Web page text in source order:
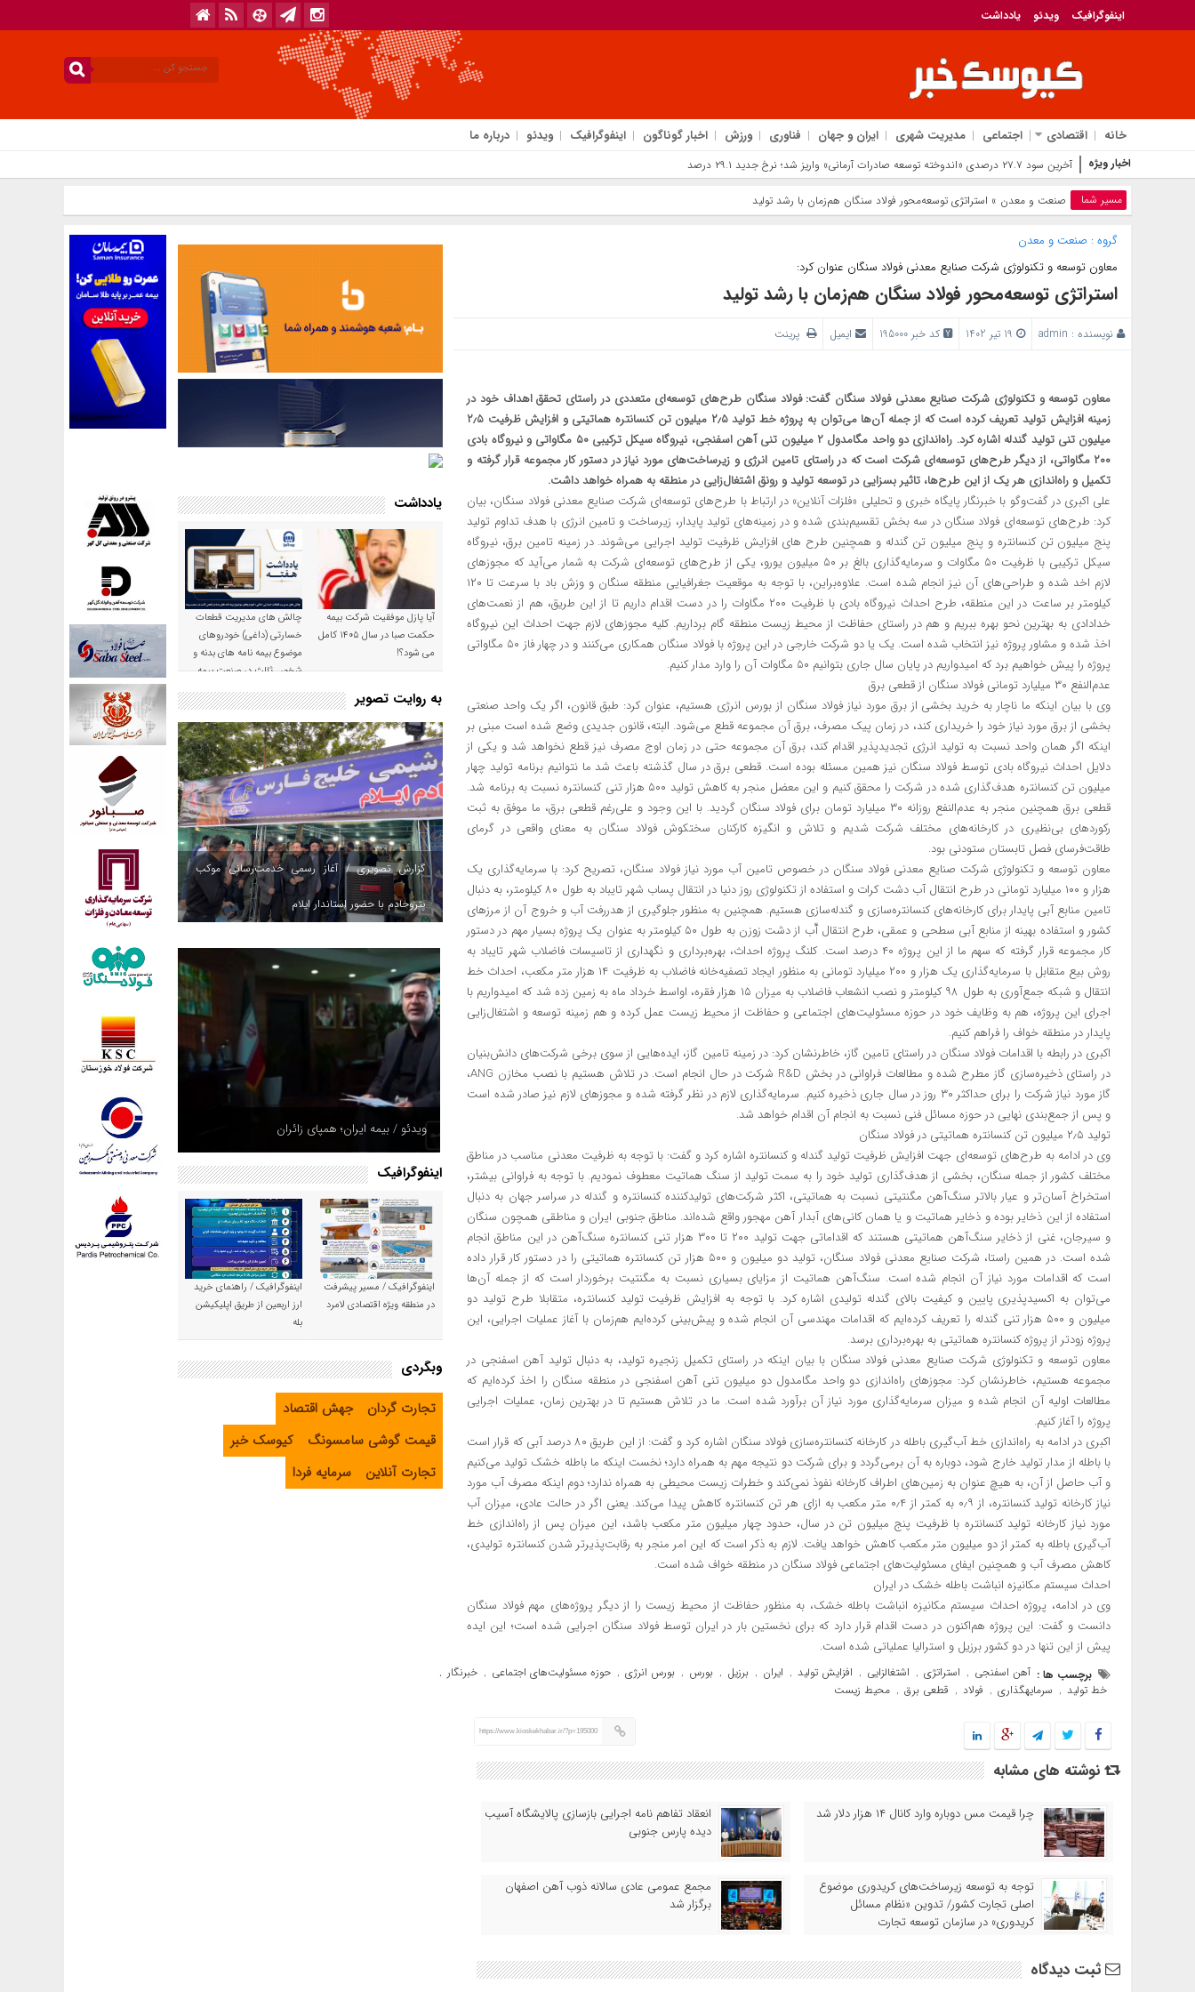
اینفوگرافیک ویدئو یادداشت
خانه اقتصادی اجتماعی مدیریت شهری ایران و جهان فناوری ورزش اخبار گوناگون اینفوگرافیک ویدئو درباره ما
اخبار ویژه آخرین سود ۲۷.۷ درصدی «اندوخته توسعه صادرات آرمانی» واریز شد؛ نرخ جدید ۲۹.۱ درصد
مسیر شما صنعت و معدن » استراتژی توسعه‌محور فولاد سنگان هم‌زمان با رشد تولید
گروه : صنعت و معدن
معاون توسعه و تکنولوژی شرکت صنایع معدنی فولاد سنگان عنوان کرد:
استراتژی توسعه‌محور فولاد سنگان هم‌زمان با رشد تولید
نویسنده : admin کد خبر 195000 ایمیل پرینت
معاون توسعه و تکنولوژی شرکت صنایع معدنی فولاد سنگان گفت: فولاد سنگان طرح‌های توسعه‌ای متعددی در راستای تحقق اهداف خود در
زمینه افزایش تولید تعریف کرده است که از جمله آن‌ها می‌توان به پروژه خط تولید ۲٫۵ میلیون تن کنسانتره هماتیتی و افزایش ظرفیت ۲٫۵
میلیون تنی تولید گندله اشاره کرد. راه‌اندازی دو واحد مگامدول ۲ میلیون تنی آهن اسفنجی، نیروگاه سیکل ترکیبی ۵۰ مگاواتی و نیروگاه بادی
۲۰۰ مگاواتی، از دیگر طرح‌های توسعه‌ای شرکت است که در راستای تامین انرژی و زیرساخت‌های مورد نیاز در دستور کار مجموعه قرار گرفته و
تکمیل و راه‌اندازی هر یک از این طرح‌ها، تاثیر بسزایی در توسعه تولید و رونق اشتغال‌زایی در منطقه به همراه خواهد داشت.
علی ‌اکبری در گفت‌وگو با خبرنگار پایگاه خبری و تحلیلی «فلزات آنلاین» در ارتباط با طرح‌های توسعه‌ای شرکت صنایع معدنی فولاد سنگان، بیان
کرد: طرح‌های توسعه‌ای فولاد سنگان در سه بخش تقسیم‌بندی شده و در زمینه‌های تولید پایدار، زیرساخت و تامین انرژی با هدف تداوم تولید
پنج میلیون تن کنسانتره و پنج میلیون تن گندله و همچنین طرح های افزایش ظرفیت تولید اجرایی می‌شوند. در زمینه تامین برق، نیروگاه
سیکل ترکیبی با ظرفیت ۵۰ مگاوات و سرمایه‌گذاری بالغ بر ۵۰ میلیون یورو، یکی از طرح‌های توسعه‌ای شرکت به شمار می‌آید که مجوزهای
لازم اخد شده و طراحی‌های آن نیز انجام شده است. علاوه‌براین، با توجه به موقعیت جغرافیایی منطقه سنگان و وزش باد با سرعت تا ۱۲۰
کیلومتر بر ساعت در این منطقه، طرح احداث نیروگاه بادی با ظرفیت ۲۰۰ مگاوات را در دست اقدام داریم تا از این طریق، هم از نعمت‌های
خدادادی به بهترین نحو بهره ببریم و هم در راستای حفاظت از محیط زیست منطقه گام برداریم. کلیه مجوزهای لازم جهت احداث این نیروگاه
اخذ شده و مشاور پروژه نیز انتخاب شده است. یک یا دو شرکت خارجی در این پروژه با فولاد سنگان همکاری می‌کنند و در چهار فاز ۵۰ مگاواتی
پروژه را پیش خواهیم برد که امیدواریم در پایان سال جاری بتوانیم ۵۰ مگاوات آن را وارد مدار کنیم.
عدم‌النفع ۳۰ میلیارد تومانی فولاد سنگان از قطعی برق
وی با بیان اینکه ما ناچار به خرید بخشی از برق مورد نیاز فولاد سنگان از بورس انرژی هستیم، عنوان کرد: طبق قانون، اگر یک واحد صنعتی
بخشی از برق مورد نیاز خود را خریداری کند، در زمان پیک مصرف، برق آن مجموعه قطع می‌شود. البته، قانون جدیدی وضع شده است مبنی بر
اینکه اگر همان واحد نسبت به تولید انرژی تجدیدپذیر اقدام کند، برق آن مجموعه حتی در زمان اوج مصرف نیز قطع نخواهد شد و یکی از
دلایل احداث نیروگاه بادی توسط فولاد سنگان نیز همین مسئله بوده است. قطعی برق در سال گذشته باعث شد ما نتوانیم برنامه تولید چهار
میلیون تن کنسانتره هدف‌گذاری شده در شرکت را محقق کنیم و این معضل منجر به کاهش تولید ۵۰۰ هزار تنی کنسانتره نسبت به برنامه شد.
قطعی برق همچنین منجر به عدم‌النفع روزانه ۳۰ میلیارد تومان برای فولاد سنگان گردید. با این وجود و علی‌رغم قطعی برق، ما موفق به ثبت
رکوردهای بی‌نظیری در کارخانه‌های مختلف شرکت شدیم و تلاش و انگیزه کارکنان سختکوش فولاد سنگان به معنای واقعی در گرمای
طاقت‌فرسای فصل تابستان ستودنی بود.
معاون توسعه و تکنولوژی شرکت صنایع معدنی فولاد سنگان در خصوص تامین آب مورد نیاز فولاد سنگان، تصریح کرد: با سرمایه‌گذاری یک
هزار و ۱۰۰ میلیارد تومانی در طرح انتقال آب دشت کرات و استفاده از تکنولوژی روز دنیا در انتقال پساب شهر تایباد به طول ۸۰ کیلومتر، به دنبال
تامین منابع آبی پایدار برای کارخانه‌های کنسانتره‌سازی و گندله‌سازی هستیم. همچنین به منظور جلوگیری از هدررفت آب و خروج آن از مرزهای
کشور و استفاده بهینه از منابع آبی سطحی و عمقی، طرح انتقال آّب از دشت زوزن به طول ۵۰ کیلومتر به عنوان یک پروژه بسیار مهم در دستور
کار مجموعه قرار گرفته که سهم ما از این پروژه ۴۰ درصد است. کلنگ پروژه احداث، بهره‌برداری و نگهداری از تاسیسات فاضلاب شهر تایباد به
روش بیع متقابل با سرمایه‌گذاری یک هزار و ۲۰۰ میلیارد تومانی به منظور ایجاد تصفیه‌خانه فاضلاب به ظرفیت ۱۴ هزار متر مکعب، احداث خط
انتقال و شبکه جمع‌آوری به طول ۹۸ کیلومتر و نصب انشعاب فاضلاب به میزان ۱۵ هزار فقره، اواسط خرداد ماه به زمین زده شد که امیدواریم با
اجرای این پروژه، هم به وظایف خود در حوزه مسئولیت‌های اجتماعی و حفاظت از محیط زیست عمل کرده و هم زمینه توسعه و اشتغال‌زایی
پایدار در منطقه خواف را فراهم کنیم.
‌اکبری در رابطه با اقدامات فولاد سنگان در راستای تامین گاز، خاطرنشان کرد: در زمینه تامین گاز، ایده‌هایی از سوی برخی شرکت‌های دانش‌بنیان
در راستای ذخیره‌سازی گاز مطرح شده و مطالعات فراوانی در بخش R&D شرکت در حال انجام است. در تلاش هستیم با نصب مخازن ANG،
گاز مورد نیاز شرکت را برای حداکثر ۳۰ روز در سال جاری ذخیره‌ کنیم. سرمایه‌گذاری لازم در نظر گرفته شده و مجوزهای لازم نیز صادر شده است
و پس از جمع‌بندی نهایی در حوزه مسائل فنی نسبت به انجام آن اقدام خواهد شد.
تولید ۲٫۵ میلیون تن کنسانتره هماتیتی در فولاد سنگان
وی در ادامه به طرح‌های توسعه‌ای جهت افزایش ظرفیت تولید گندله و کنسانتره اشاره کرد و گفت: با توجه به ظرفیت معدنی مناسب در مناطق
مختلف کشور از جمله سنگان، بخشی از هدف‌گذاری تولید خود را به سمت تولید از سنگ هماتیت معطوف نمودیم. با توجه به فراوانی بیشتر،
استخراخ آسان‌تر و عیار بالاتر سنگ‌آهن مگنتیتی نسبت به هماتیتی، اکثر شرکت‌های تولیدکننده کنسانتره‌ و گندله‌ در سراسر جهان به دنبال
استفاده از این ذخایر بوده و ذخایر هماتیت و یا همان کانی‌های آبدار آهن مهجور واقع شده‌اند. مناطق جنوبی ایران و مناطقی همچون سنگان
و سیرجان، غنی از ذخایر سنگ‌آهن هماتیتی هستند که اقداماتی جهت تولید ۲۰۰ تا ۳۰۰ هزار تنی کنسانتره سنگ‌آهن در این مناطق انجام
شده است. در همین راستا، شرکت صنایع معدنی فولاد سنگان، تولید دو میلیون و ۵۰۰ هزار تن کنسانتره هماتیتی را در دستور کار قرار داده
است که اقدامات مورد نیاز آن انجام شده است. سنگ‌آهن هماتیت از مزایای بسیاری نسبت به مگنتیت برخوردار است که از جمله آن‌ها
می‌توان به اکسیدپذیری پایین و کیفیت بالای گندله تولیدی اشاره کرد. با توجه به افزایش ظرفیت تولید کنسانتره، متقابلا طرح تولید دو
میلیون و ۵۰۰ هزار تنی گندله را تعریف کرده‌ایم که اقدامات مهندسی آن انجام شده و پیش‌بینی کرده‌ایم هم‌زمان با آغاز عملیات اجرایی، این
پروژه زودتر از پروژه کنسانتره هماتیتی به بهره‌برداری برسد.
معاون توسعه و تکنولوژی شرکت صنایع معدنی فولاد سنگان با بیان اینکه در راستای تکمیل زنجیره تولید، به دنبال تولید آهن اسفنجی در
مجموعه هستیم، خاطرنشان کرد: مجوزهای راه‌اندازی دو واحد مگامدول دو میلیون تنی آهن اسفنجی در منطقه سنگان را اخذ کرده‌ایم که
مطالعات اولیه آن انجام شده و میزان سرمایه‌گذاری مورد نیاز آن برآورد شده است. ما در تلاش هستیم تا در بهترین زمان، عملیات اجرایی
پروژه را آغاز کنیم.
‌اکبری در ادامه به راه‌اندازی خط آب‌گیری باطله در کارخانه کنسانتره‌سازی فولاد سنگان اشاره کرد و گفت: از این طریق ۸۰ درصد آبی که قرار است
با باطله از مدار تولید خارج شود، دوباره به آن برمی‌گردد و برای شرکت دو نتیجه مهم به همراه دارد؛ نخست اینکه ما باطله خشک تولید می‌کنیم
و آب حاصل از آن، به هیچ عنوان به زمین‌های اطراف کارخانه نفوذ نمی‌کند و خطرات زیست محیطی به همراه ندارد؛ دوم اینکه مصرف آب مورد
نیاز کارخانه تولید کنسانتره‌، از ۰٫۹ به کمتر از ۰٫۴ متر مکعب به ازای هر تن کنسانتره کاهش پیدا می‌کند. یعنی اگر در حالت عادی، میزان آب
مورد نیاز کارخانه تولید کنسانتره‌ با ظرفیت پنج میلیون تن در سال، حدود چهار میلیون متر مکعب باشد، این میزان پس از راه‌اندازی خط
آب‌گیری باطله به کمتر از دو میلیون متر مکعب کاهش خواهد یافت. لازم به ذکر است که این امر منجر به رقابت‌پذیرتر شدن کنسانتره تولیدی،
کاهش مصرف آب و همچنین ایفای مسئولیت‌های اجتماعی فولاد سنگان در منطقه خواف شده است.
احداث سیستم مکانیزه انباشت باطله خشک در ایران
وی در ادامه، پروژه احداث سیستم مکانیزه انباشت باطله خشک، به منظور حفاظت از محیط زیست را از دیگر پروژه‌های مهم فولاد سنگان
دانست و گفت: این پروژه هم‌اکنون در دست اقدام قرار دارد که برای نخستین بار در ایران توسط فولاد سنگان اجرایی شده است؛ این ایده
پیش از این تنها در دو کشور برزیل و استرالیا عملیاتی شده است.
برچسب ها : آهن اسفنجی , استراتژی , اشتغالزایی , افزایش تولید , ایران , برزیل , بورس , بورس انرژی , حوزه مسئولیت‌های اجتماعی , خبرنگار ,
خط تولید , سرمایهگذاری , فولاد , قطعی برق , محیط زیست
https://www.kioskekhabar.ir/?p=195000
نوشته های مشابه
چرا قیمت مس دوباره وارد کانال ۱۴ هزار دلار شد
انعقاد تفاهم نامه اجرایی بازسازی پالایشگاه آسیب
دیده پارس جنوبی
توجه به توسعه زیرساخت‌های کریدوری موضوع
اصلی تجارت کشور/ تدوین «نظام مسائل
کریدوری» در سازمان توسعه تجارت
مجمع عمومی عادی سالانه ذوب آهن اصفهان
برگزار شد
ثبت دیدگاه
یادداشت
آیا پازل موفقیت شرکت بیمه
حکمت صبا در سال ۱۴۰۵ کامل
می شود؟!
چالش های مدیریت قطعات
خسارتی (داغی) خودروهای
موضوع بیمه نامه های بدنه و
شخص ثالث در صنعت بیمه
به روایت تصویر
گزارش تصویری / آغاز رسمی خدمت‌رسانی موکب
پتروخادم با حضور استاندار ایلام
ویدئو / بیمه ایران؛ همپای زائران
اینفوگرافیک
اینفوگرافیک / مسیر پیشرفت
در منطقه ویژه اقتصادی لامرد
اینفوگرافیک / راهنمای خرید
ارز اربعین از طریق اپلیکیشن
بله
وبگردی
تجارت گردان
جهش اقتصاد
قیمت گوشی سامسونگ
کیوسک خبر
تجارت آنلاین
سرمایه فردا